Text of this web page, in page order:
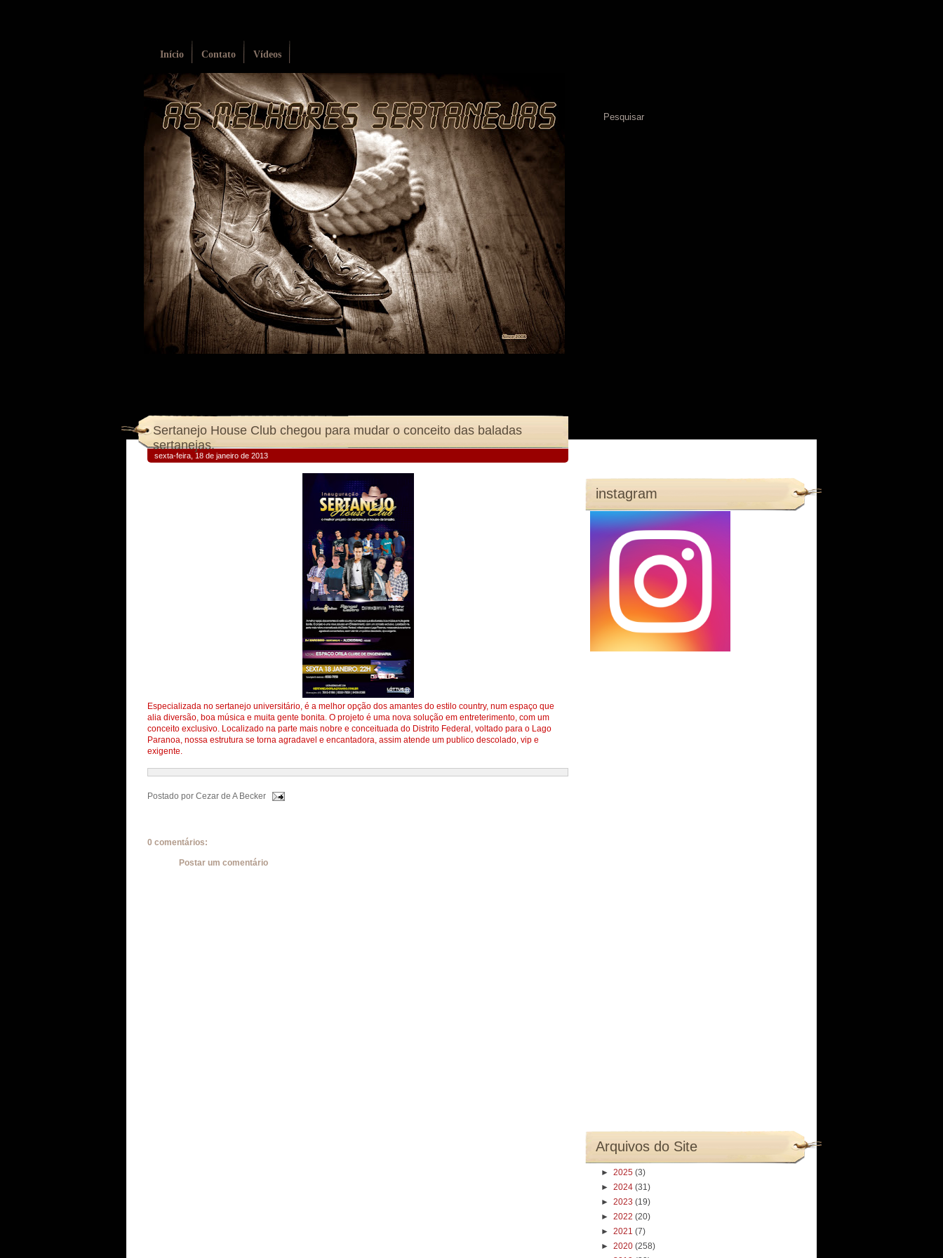
Início Contato Vídeos
Sertanejo House Club chegou para mudar o conceito das baladas
sertanejas.
sexta-feira, 18 de janeiro de 2013
Especializada no sertanejo universitário, é a melhor opção dos amantes do estilo country, num espaço que
alia diversão, boa música e muita gente bonita. O projeto é uma nova solução em entreterimento, com um
conceito exclusivo. Localizado na parte mais nobre e conceituada do Distrito Federal, voltado para o Lago
Paranoa, nossa estrutura se torna agradavel e encantadora, assim atende um publico descolado, vip e
exigente.
Postado por Cezar de A Becker
0 comentários:
Postar um comentário
instagram
Arquivos do Site
► 2025 (3)
► 2024 (31)
► 2023 (19)
► 2022 (20)
► 2021 (7)
► 2020 (258)